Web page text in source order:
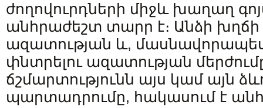
ժողովուրդների միջև խաղաղ
անհրաժեշտ տարր է։ Անձի
ազատության և,
փնտրելու ազատության
ճշմարտությունն այս կամ այն
պարտադրումը, հակասում է